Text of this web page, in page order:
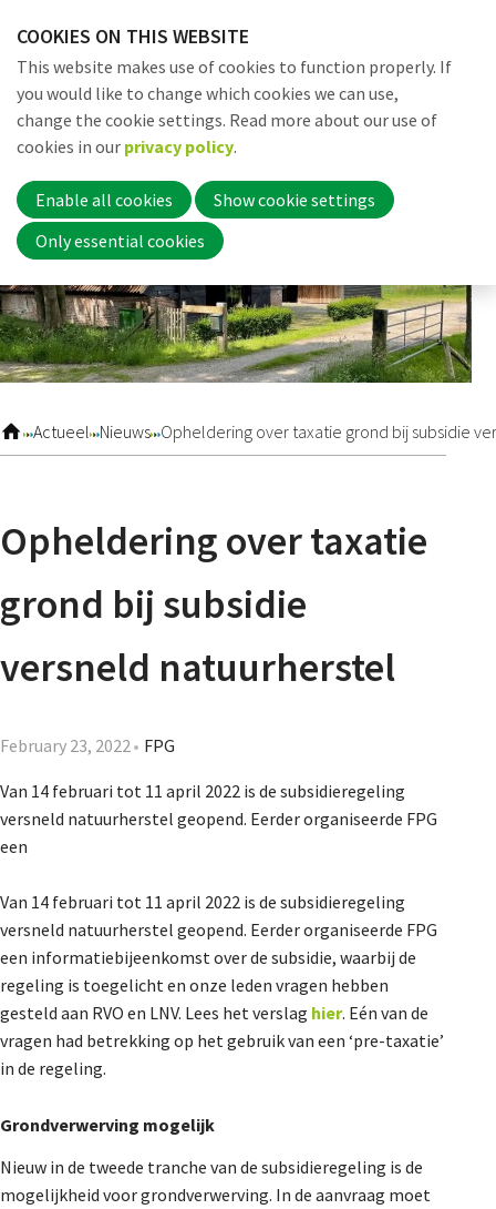
links
Jump
to
navigation
to
main
content
Actueel Nieuws Opheldering over taxatie grond bij subsidie
Opheldering over taxatie
grond bij subsidie
versneld natuurherstel
February 23, 2022 FPG
Van 14 februari tot 11 april 2022 is de subsidieregeling
versneld natuurherstel geopend. Eerder organiseerde FPG
een
Van 14 februari tot 11 april 2022 is de subsidieregeling
versneld natuurherstel geopend. Eerder organiseerde FPG
een informatiebijeenkomst over de subsidie, waarbij de
regeling is toegelicht en onze leden vragen hebben
gesteld aan RVO en LNV. Lees het verslag hier. Eén van de
vragen had betrekking op het gebruik van een ‘pre-taxatie’
in de regeling.
Grondverwerving mogelijk
Nieuw in de tweede tranche van de subsidieregeling is de
mogelijkheid voor grondverwerving. In de aanvraag moet
Home
Nieuwsbrief
Provincies
Dossiers
De Landeigenaar
COOKIES ON THIS WEBSITE
This website makes use of cookies to function properly. If
you would like to change which cookies we can use,
change the cookie settings. Read more about our use of
cookies in our privacy policy.
Enable all cookies
Show cookie settings
Only essential cookies